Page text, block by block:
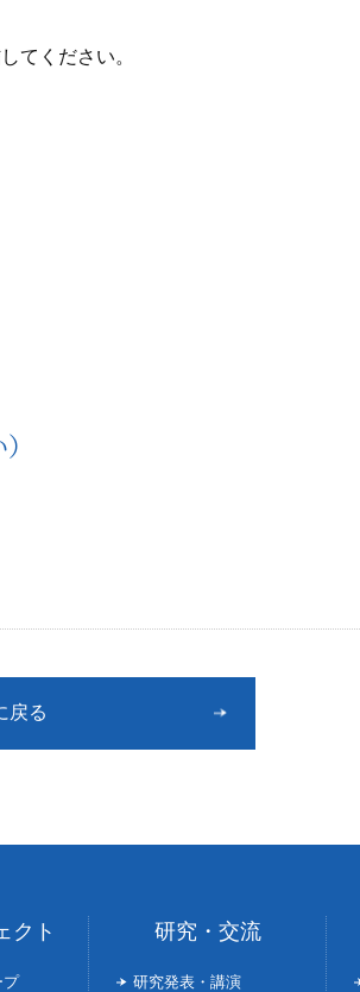
てください。
戻る
クト
プ
研究・交流
研究発表・講演